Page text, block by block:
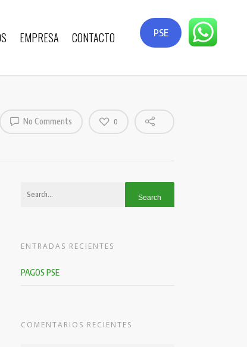
EMPRESA CONTACTO
No Comments 0
ENTRADAS RECIENTES
PAGOS PSE
COMENTARIOS RECIENTES
PSE